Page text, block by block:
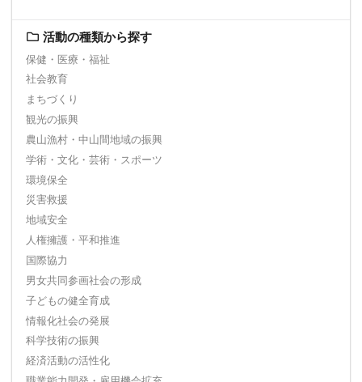
活動の種類から探す
保健・医療・福祉
社会教育
まちづくり
観光の振興
農山漁村・中山間地域の振興
学術・文化・芸術・スポーツ
環境保全
災害救援
地域安全
人権擁護・平和推進
国際協力
男女共同参画社会の形成
子どもの健全育成
情報化社会の発展
科学技術の振興
経済活動の活性化